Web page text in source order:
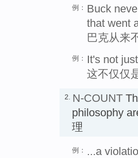
例： Buck
that went
巴克从来
例：
It's not
这不仅仅
2. N-COUNT
philosophy
理
例：
...a